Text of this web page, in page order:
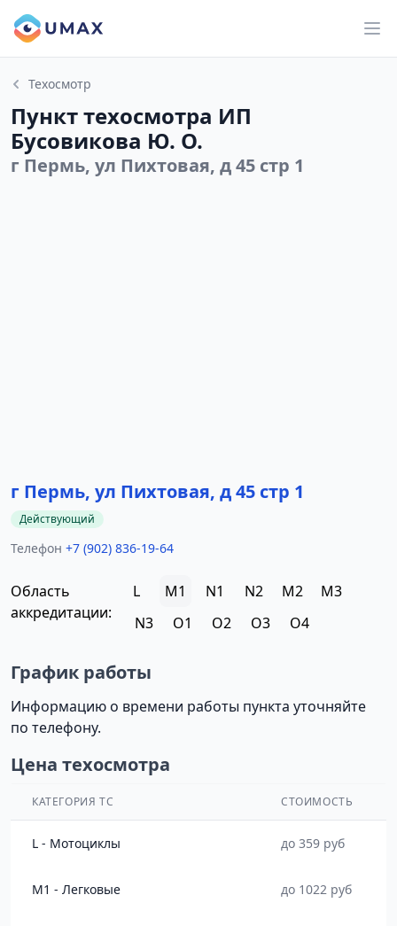
Техосмотр
Пункт техосмотра ИП
Бусовикова Ю. О.
г Пермь, ул Пихтовая, д 45 стр 1
г Пермь, ул Пихтовая, д 45 стр 1
Действующий
Телефон +7 (902) 836-19-64
Область
аккредитации:
L M1 N1 N2 M2
M3
N3
O1 O2 O3 O4
График работы
Информацию о времени работы пункта уточняйте
по телефону.
Цена техосмотра
КАТЕГОРИЯ ТС СТОИМОСТЬ
L - Мотоциклы до 359 руб
M1 - Легковые до 1022 руб